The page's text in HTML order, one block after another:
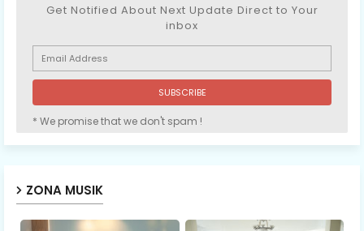
Get Notified About Next Update Direct to Your
inbox
* We promise that we don't spam !
ZONA MUSIK